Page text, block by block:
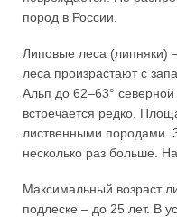
пород в России.
Липовые леса (липняки)
леса произрастают с
Альп до 62–63°
встречается редко.
лиственными породами.
несколько раз больше.
Максимальный возраст
подлеске – до 25 лет. В